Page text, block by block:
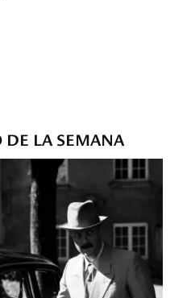
DE LA SEMANA